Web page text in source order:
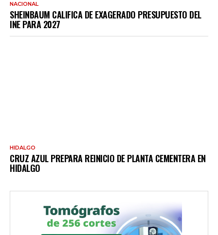
NACIONAL
SHEINBAUM CALIFICA DE EXAGERADO PRESUPUESTO DEL
INE PARA 2027
HIDALGO
CRUZ AZUL PREPARA REINICIO DE PLANTA CEMENTERA EN
HIDALGO